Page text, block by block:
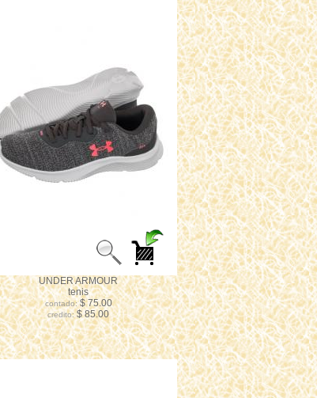
UNDER ARMOUR
tenis
contado:$ 75.00
credito:$ 85.00